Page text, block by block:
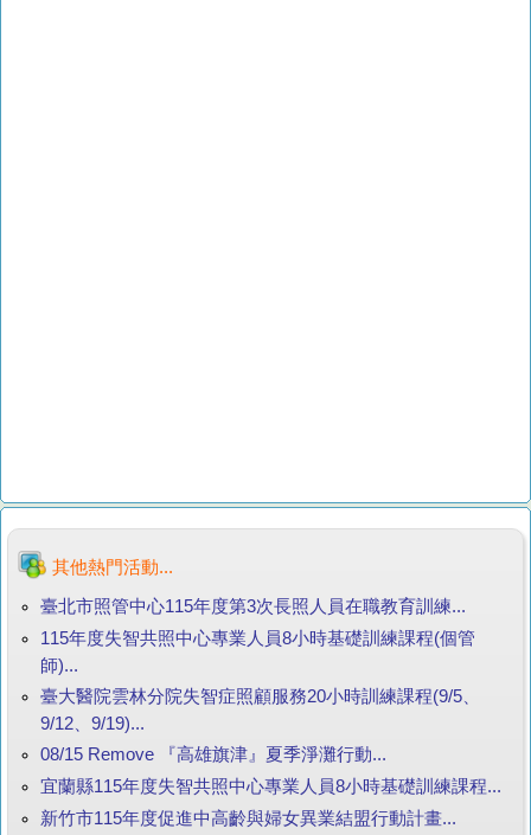
其他熱門活動...
臺北市照管中心115年度第3次長照人員在職教育訓練...
115年度失智共照中心專業人員8小時基礎訓練課程(個管
師)...
臺大醫院雲林分院失智症照顧服務20小時訓練課程(9/5、
9/12、9/19)...
08/15 Remove 『高雄旗津』夏季淨灘行動...
宜蘭縣115年度失智共照中心專業人員8小時基礎訓練課程...
新竹市115年度促進中高齡與婦女異業結盟行動計畫...